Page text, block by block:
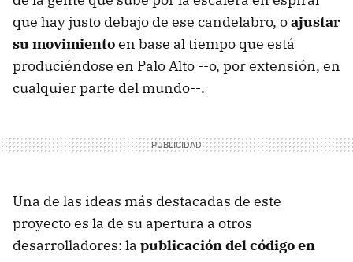
que hay justo debajo de ese candelabro, oajustar
su movimientoen base al tiempo que está
produciéndose en Palo Alto --o, por extensión, en
cualquier parte del mundo--.
Una de las ideas más destacadas de este
proyecto es la de su apertura a otros
desarrolladores: la publicación del código en